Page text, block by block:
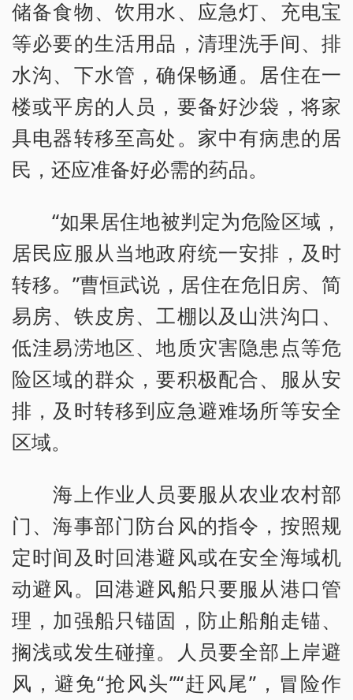
储备食物、饮用水、应急灯、充电宝
等必要的生活用品，清理洗手间、排
水沟、下水管，确保畅通。居住在一
楼或平房的人员，要备好沙袋，将家
具电器转移至高处。家中有病患的居
民，还应准备好必需的药品。
“如果居住地被判定为危险区域，
居民应服从当地政府统一安排，及时
转移。”曹恒武说，居住在危旧房、简
易房、铁皮房、工棚以及山洪沟口、
低洼易涝地区、地质灾害隐患点等危
险区域的群众，要积极配合、服从安
排，及时转移到应急避难场所等安全
区域。
海上作业人员要服从农业农村部
门、海事部门防台风的指令，按照规
定时间及时回港避风或在安全海域机
动避风。回港避风船只要服从港口管
理，加强船只锚固，防止船舶走锚、
搁浅或发生碰撞。人员要全部上岸避
风，避免“抢风头”“赶风尾”，冒险作